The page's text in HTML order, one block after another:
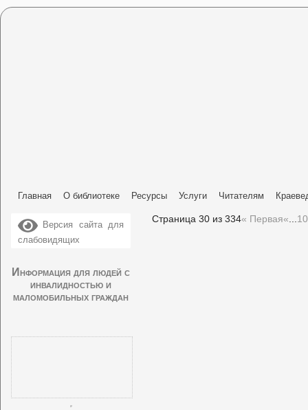
Главная О библиотеке Ресурсы Услуги Читателям
Версия сайта для
слабовидящих
Информация для людей с
инвалидностью и
маломобильных граждан
Страница 30 из 334« Первая« 10